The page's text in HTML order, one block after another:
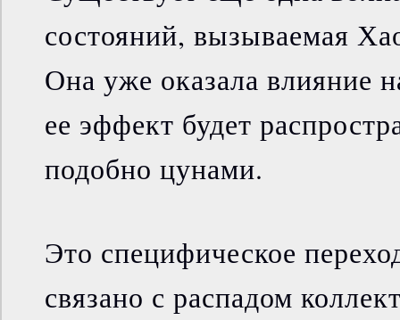
состояний, вызываемая
Она уже оказала влияние
ее эффект будет
подобно цунами.
Это специфическое
связано с распадом